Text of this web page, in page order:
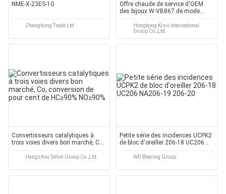
NME-X-23ES-1G
Zhenghong Trade Ltd
Offre chaude de service d'OEM
des bijoux W-VB867 de mode
d'argent sterling de la vente 925
Hongkong Kisvi International
Group Co.,Ltd.
Convertisseurs catalytiques à
trois voies divers bon marché, Co,
conversion de pour cent de
HC≥90% NO≥90%
Hangzhou Delixi Group Co.,Ltd.
Petite série des incidences UCPK2
de bloc d'oreiller 206-18 UC206
NA206-19 206-20
WD Bearing Group